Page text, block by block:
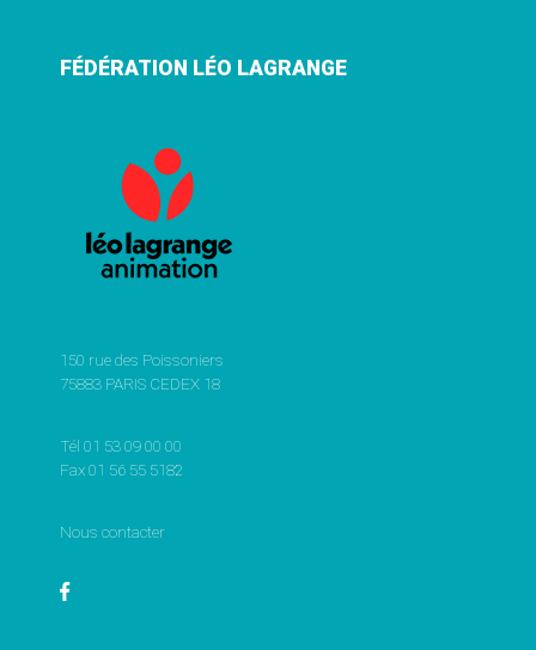
FÉDÉRATION LÉO LAGRANGE
150 rue des Poissoniers
75883 PARIS CEDEX 18
Tél 01 53 09 00 00
Fax 01 56 55 5182
Nous contacter